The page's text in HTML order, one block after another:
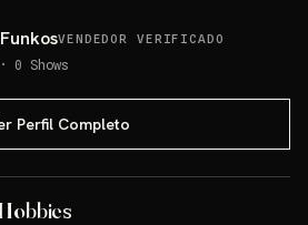
VENDEDOR VERIFICADO
· 0 Shows
Perfil Completo